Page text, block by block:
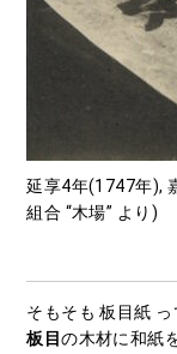
延享4年(1747年),
組合 “木場” より)
そもそも 板目紙
板目の木材に和紙